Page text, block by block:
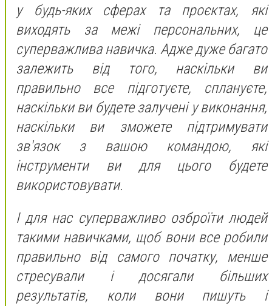
у будь-яких сферах та проєктах, які
виходять за межі персональних, це
суперважлива навичка. Адже дуже багато
залежить від того, наскільки ви
правильно все підготуєте, сплануєте,
наскільки ви будете залучені у виконання,
наскільки ви зможете підтримувати
зв'язок з вашою командою, які
інструменти ви для цього будете
використовувати.
І для нас суперважливо озброїти людей
такими навичками, щоб вони все робили
правильно від самого початку, менше
стресували і досягали більших
результатів, коли вони пишуть і